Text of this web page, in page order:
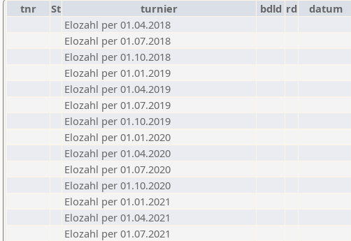
tnr
St turnier bdld rd datum
Elozahl per 01.04.2018
Elozahl per 01.07.2018
Elozahl per 01.10.2018
Elozahl per 01.01.2019
Elozahl per 01.04.2019
Elozahl per 01.07.2019
Elozahl per 01.10.2019
Elozahl per 01.01.2020
Elozahl per 01.04.2020
Elozahl per 01.07.2020
Elozahl per 01.10.2020
Elozahl per 01.01.2021
Elozahl per 01.04.2021
Elozahl per 01.07.2021